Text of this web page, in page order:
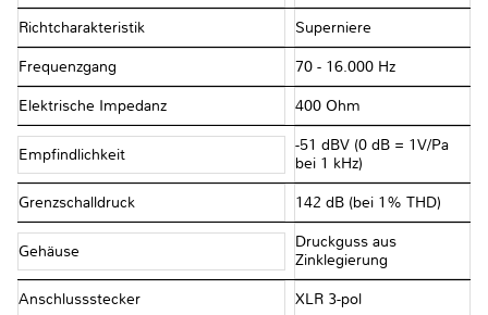
Richtcharakteristik Superniere
Frequenzgang 70 - 16.000 Hz
Elektrische Impedanz 400 Ohm
Empfindlichkeit
-51 dBV (0 dB = 1V/Pa
bei 1 kHz)
Grenzschalldruck 142 dB (bei 1% THD)
Gehäuse
Druckguss aus
Zinklegierung
Anschlussstecker XLR 3-pol